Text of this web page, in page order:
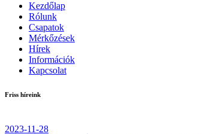
Kezdőlap
Rólunk
Csapatok
Mérkőzések
Hírek
Információk
Kapcsolat
Friss híreink
2023-11-28